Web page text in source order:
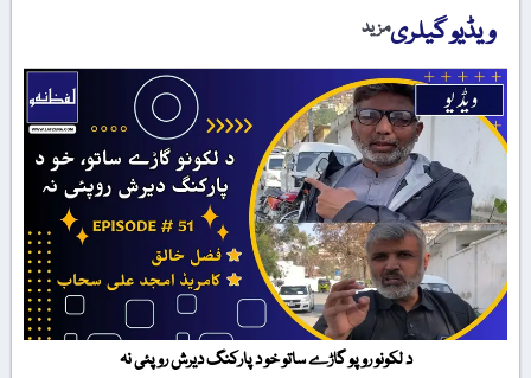
ویڈیو گیلریمزید
د لکونو روپو گاڑے ساتو خو د پارکنگ دیرش روپئی نہ